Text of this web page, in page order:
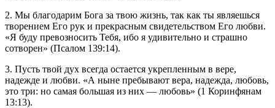
2. Мы благодарим Бога за твою жизнь, так как ты являешься
творением Его рук и прекрасным свидетельством Его любви.
«Я буду превозносить Тебя, ибо я удивительно и страшно
сотворен» (Псалом 139:14).
3. Пусть твой дух всегда остается укрепленным в вере,
надежде и любви. «А ныне пребывают вера, надежда, любовь,
это три: но самая большая из них — любовь» (1 Коринфянам
13:13).